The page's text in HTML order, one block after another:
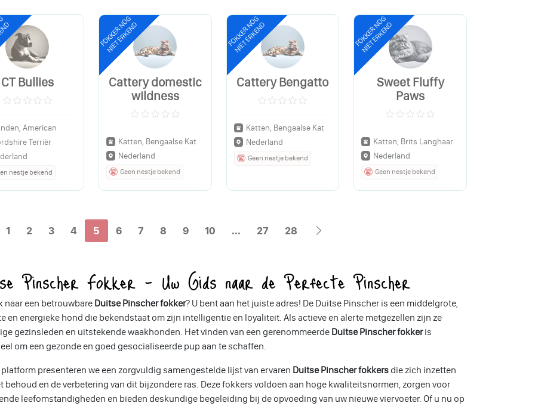
CT Bullies
American
Terriër
nestje bekend
FOKKER NOG
NIET ERKEND
Cattery domestic
wildness
Katten, Bengaalse Kat
Nederland
Geen nestje bekend
FOKKER NOG
NIET ERKEND
Cattery Bengatto
Katten, Bengaalse Kat
Nederland
Geen nestje bekend
FOKKER NOG
NIET ERKEND
Sweet Fluffy
Paws
Katten, Brits Langhaar
Nederland
Geen nestje bekend
1 2 3 4 5 6 7 8 9 10 ... 27 28
Pinscher Fokker - Uw Gids naar de Perfecte Pinscher
naar een betrouwbare Duitse Pinscher fokker? U bent aan het juiste adres! De Duitse Pinscher is een middelgrote,
en energieke hond die bekendstaat om zijn intelligentie en loyaliteit. Als actieve en alerte metgezellen zijn ze
gezinsleden en uitstekende waakhonden. Het vinden van een gerenommeerde Duitse Pinscher fokkeris
om een gezonde en goed gesocialiseerde pup aan te schaffen.
platform presenteren we een zorgvuldig samengestelde lijst van ervaren Duitse Pinscher fokkers die zich inzetten
behoud en de verbetering van dit bijzondere ras. Deze fokkers voldoen aan hoge kwaliteitsnormen, zorgen voor
leefomstandigheden en bieden deskundige begeleiding bij de opvoeding van uw nieuwe viervoeter. Of u nu op